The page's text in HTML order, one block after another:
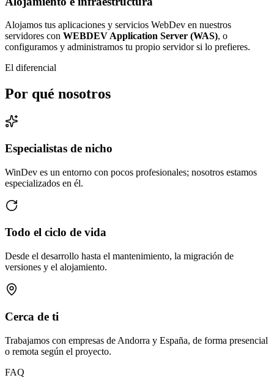
Alojamos tus aplicaciones y servicios WebDev en nuestros
servidores con WEBDEV Application Server (WAS), o
configuramos y administramos tu propio servidor si lo prefieres.
El diferencial
Por qué nosotros
Especialistas de nicho
WinDev es un entorno con pocos profesionales; nosotros estamos
especializados en él.
Todo el ciclo de vida
Desde el desarrollo hasta el mantenimiento, la migración de
versiones y el alojamiento.
Cerca de ti
Trabajamos con empresas de Andorra y España, de forma presencial
o remota según el proyecto.
FAQ